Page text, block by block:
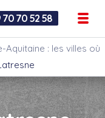
70 70 52 58
Aquitaine : les villes où